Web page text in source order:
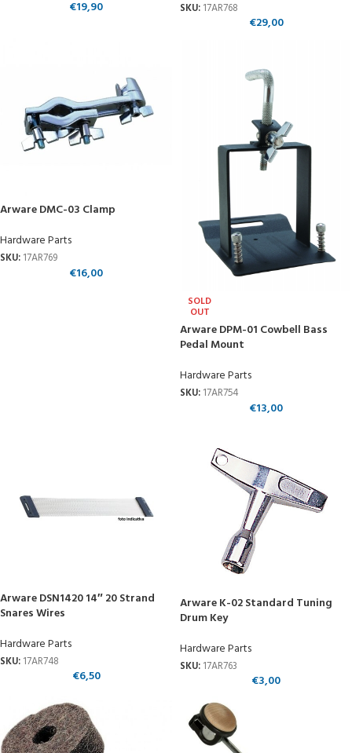
€19,90 SKU: 17AR768
€29,00
Arware DMC-03 Clamp
Hardware Parts
SKU: 17AR769
€16,00
SOLD
OUT
Arware DPM-01 Cowbell Bass
Pedal Mount
Hardware Parts
SKU: 17AR754
€13,00
Arware DSN1420 14″ 20 Strand
Snares Wires
Hardware Parts
SKU: 17AR748
€6,50
Arware K-02 Standard Tuning
Drum Key
Hardware Parts
SKU: 17AR763
€3,00